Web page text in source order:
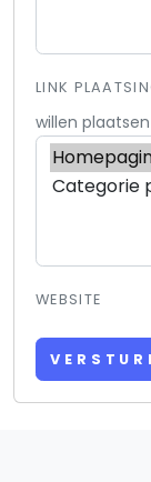
LINK
willen
WEBSITE